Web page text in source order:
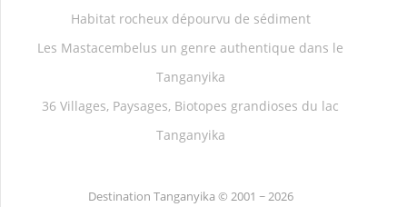
Habitat rocheux dépourvu de sédiment
Les Mastacembelus un genre authentique dans le
Tanganyika
36 Villages, Paysages, Biotopes grandioses du lac
Tanganyika
Destination Tanganyika © 2001 ~ 2026